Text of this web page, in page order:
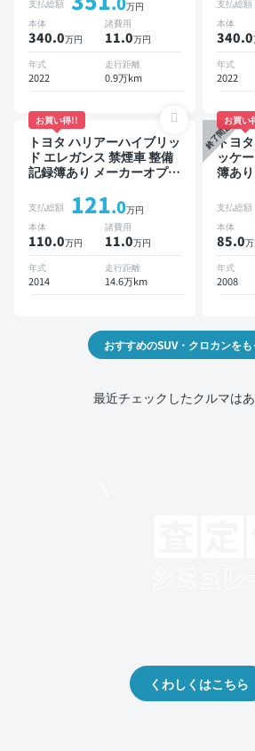
ルーズ スマートキー ETC
電動バックドア バックモニ
ター 全方位カメラ ドライ
ブレコーダー 衝突軽減
支払総額
万円
本体
340.0万円
諸費用
11.0万円
年式
2022
走行距離
0.9万km
ナー
スマー
モニ
ー 衝突
支払総額
本体
340.0
年式
2022
お買い得!!
トヨタ ハリアーハイブリッ
ド エレガンス 禁煙車 整備
記録簿あり メーカーオプシ
ETC バックモニター ドラ
イブレコーダー
支払総額 121.0万円
本体
110.0万円
諸費用
11.0万円
年式
2014
走行距離
14.6万km
終了間近
お買い
トヨ
ッケ
簿あ
ETC
ニタ
支払総額
本体
85.0
年式
2008
おすすめのSUV・クロカンを
最近チェックしたクルマは
くわしくはこちら